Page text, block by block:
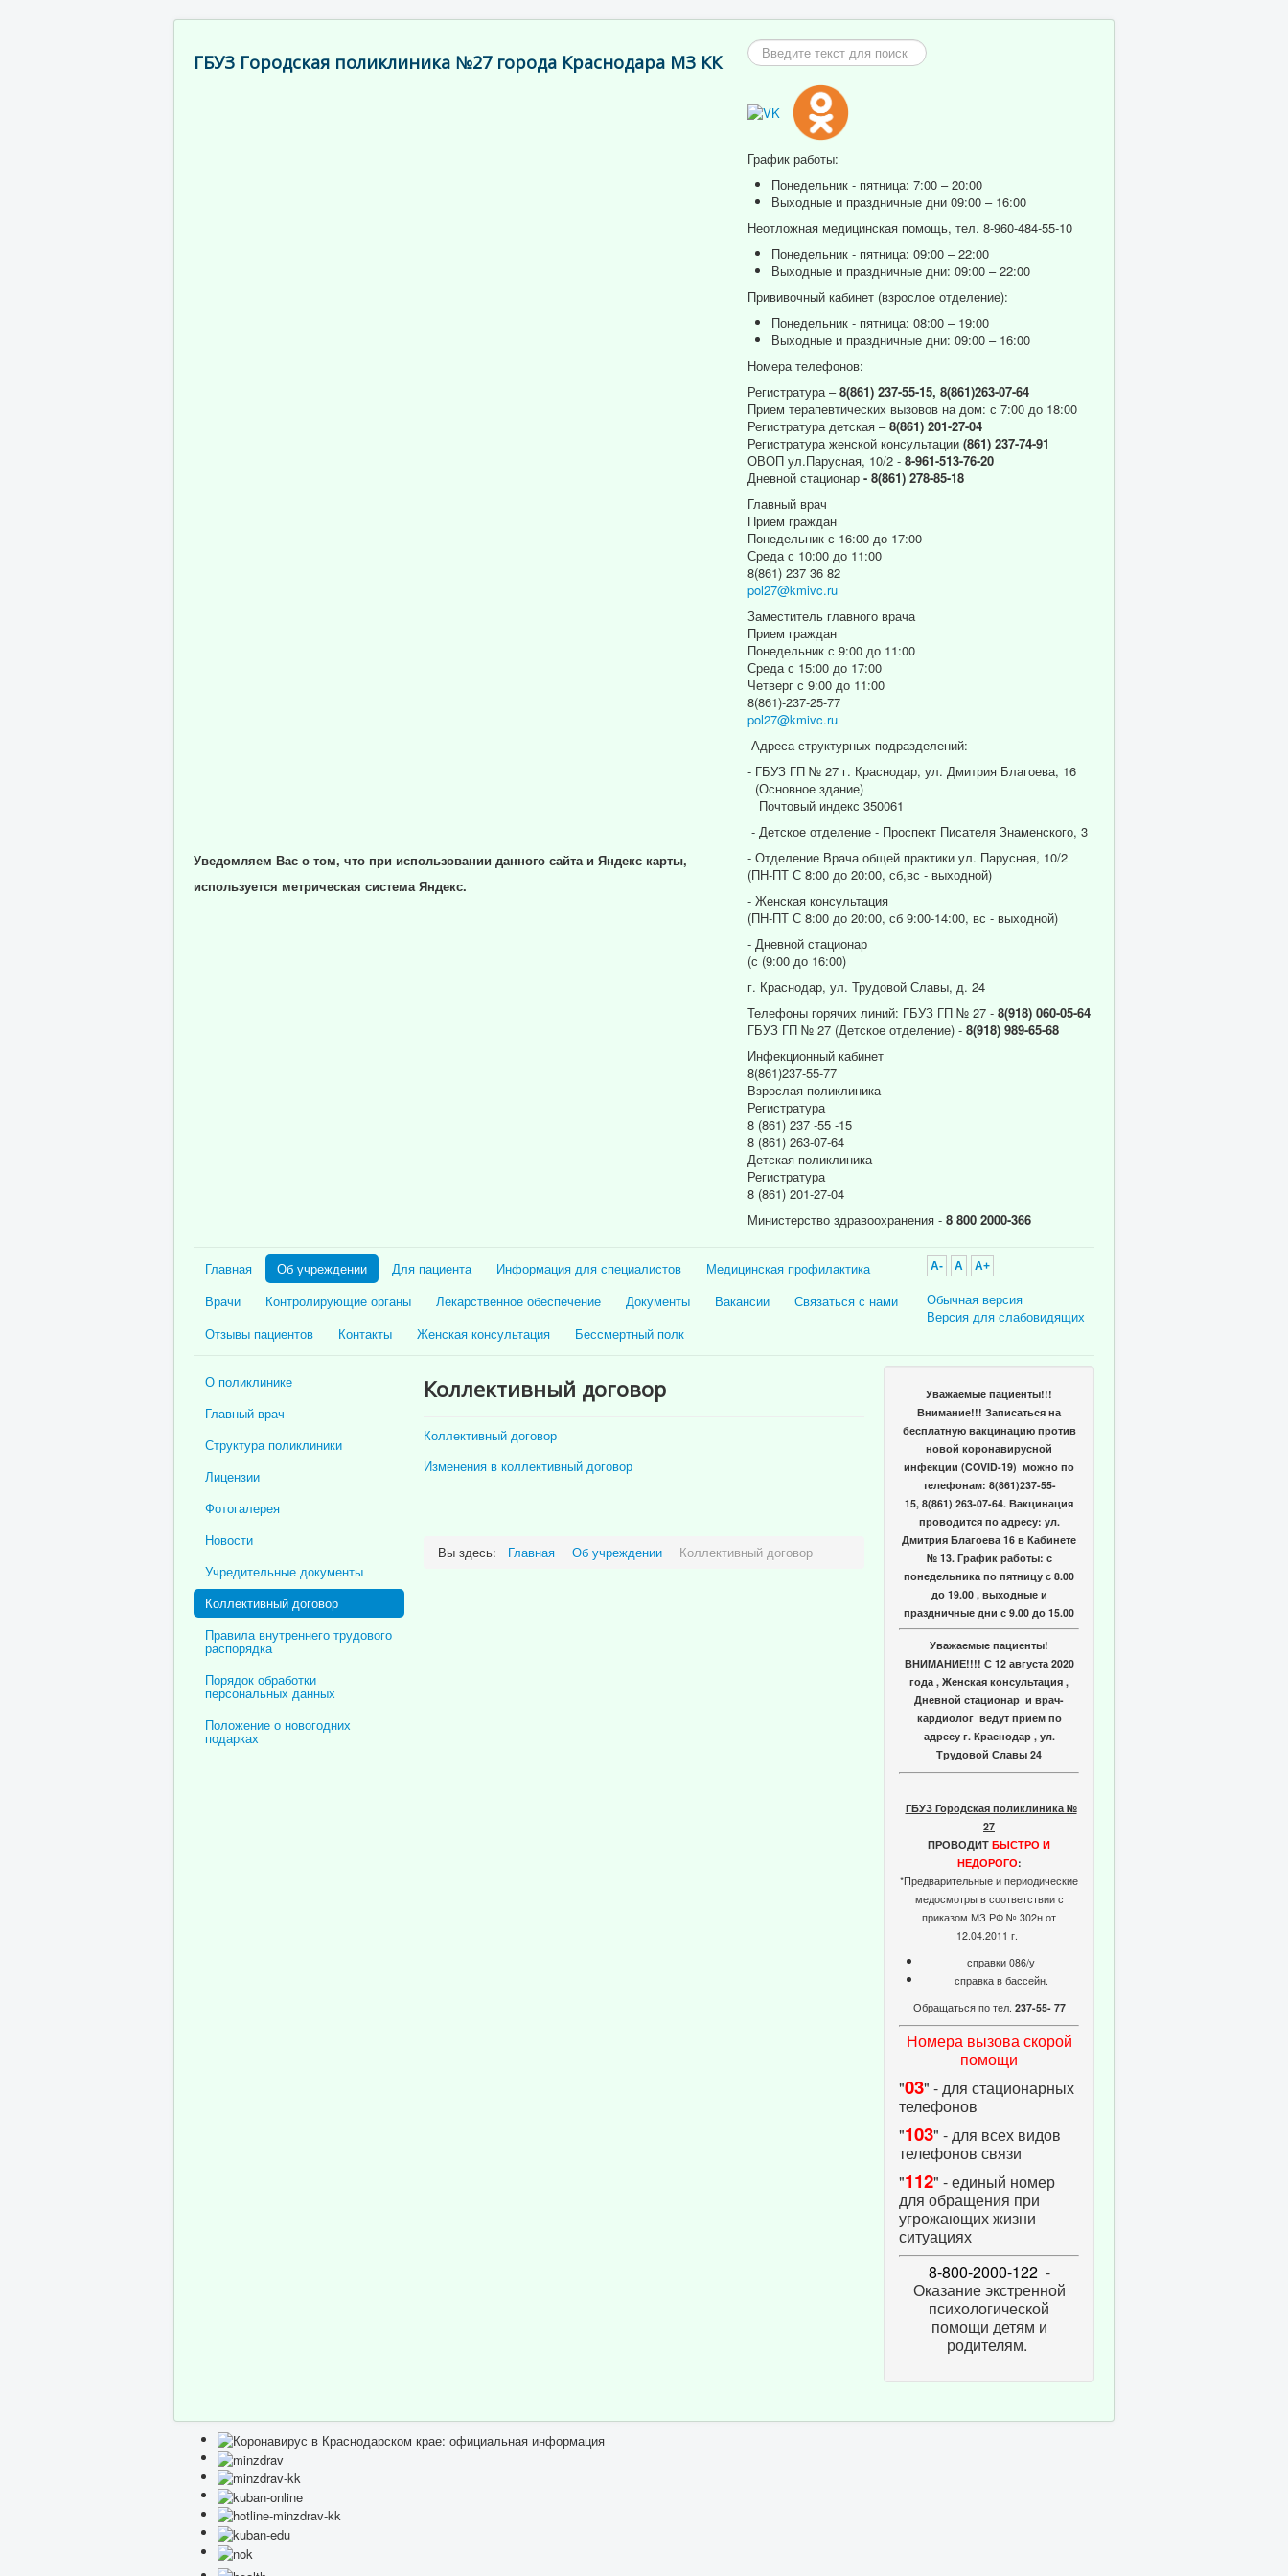
ГБУЗ Городская поликлиника №27 города Краснодара МЗ КК
Уведомляем Вас о том, что при использовании данного сайта и Яндекс карты,
используется метрическая система Яндекс.
Искать...
График работы:
Понедельник - пятница: 7:00 – 20:00
Выходные и праздничные дни 09:00 – 16:00
Неотложная медицинская помощь, тел. 8-960-484-55-10
Понедельник - пятница: 09:00 – 22:00
Выходные и праздничные дни: 09:00 – 22:00
Прививочный кабинет (взрослое отделение):
Понедельник - пятница: 08:00 – 19:00
Выходные и праздничные дни: 09:00 – 16:00
Номера телефонов:
Регистратура –8(861) 237-55-15, 8(861)263-07-64
Прием терапевтических вызовов на дом: с 7:00 до 18:00
Регистратура детская –8(861) 201-27-04
Регистратура женской консультации (861) 237-74-91
ОВОП ул.Парусная, 10/2 - 8-961-513-76-20
Дневной стационар - 8(861) 278-85-18
Главный врач
Прием граждан
Понедельник с 16:00 до 17:00
Среда с 10:00 до 11:00
8(861) 237 36 82
pol27@kmivc.ru
Заместитель главного врача
Прием граждан
Понедельник с 9:00 до 11:00
Среда с 15:00 до 17:00
Четверг с 9:00 до 11:00
8(861)-237-25-77
pol27@kmivc.ru
Адреса структурных подразделений:
- ГБУЗ ГП № 27 г. Краснодар, ул. Дмитрия Благоева, 16
(Основное здание)
Почтовый индекс 350061
- Детское отделение - Проспект Писателя Знаменского, 3
- Отделение Врача общей практики ул. Парусная, 10/2
(ПН-ПТ С 8:00 до 20:00, сб,вс - выходной)
- Женская консультация
(ПН-ПТ С 8:00 до 20:00, сб 9:00-14:00, вс - выходной)
- Дневной стационар
(с (9:00 до 16:00)
г. Краснодар, ул. Трудовой Славы, д. 24
Телефоны горячих линий: ГБУЗ ГП № 27 - 8(918) 060-05-64
ГБУЗ ГП № 27 (Детское отделение) - 8(918) 989-65-68
Инфекционный кабинет
8(861)237-55-77
Взрослая поликлиника
Регистратура
8 (861) 237 -55 -15
8 (861) 263-07-64
Детская поликлиника
Регистратура
8 (861) 201-27-04
Министерство здравоохранения - 8 800 2000-366
A- A A+
Обычная версия
Версия для слабовидящих
Главная Об учреждении Для пациента Информация для специалистов
Медицинская профилактика
Врачи
Контролирующие органы Лекарственное обеспечение Документы Вакансии
Связаться с нами
Отзывы пациентов
Контакты Женская консультация Бессмертный полк
О поликлинике
Главный врач
Структура поликлиники
Лицензии
Фотогалерея
Новости
Учредительные документы
Коллективный договор
Правила внутреннего трудового
распорядка
Порядок обработки
персональных данных
Положение о новогодних
подарках
Коллективный договор
Коллективный договор
Изменения в коллективный договор
Вы здесь: Главная Об учреждении Коллективный договор
Уважаемые пациенты!!!
Внимание!!! Записаться на
бесплатную вакцинацию против
новой коронавирусной
инфекции (COVID-19) можно по
телефонам: 8(861)237-55-
15, 8(861) 263-07-64. Вакцинация
проводится по адресу: ул.
Дмитрия Благоева 16 в Кабинете
№ 13. График работы: с
понедельника по пятницу с 8.00
до 19.00 , выходные и
праздничные дни с 9.00 до 15.00
Уважаемые пациенты!
ВНИМАНИЕ!!!! С 12 августа 2020
года , Женская консультация ,
Дневной стационар и врач-
кардиолог ведут прием по
адресу г. Краснодар , ул.
Трудовой Славы 24
ГБУЗ Городская поликлиника №
27
ПРОВОДИТ БЫСТРО И
НЕДОРОГО:
*Предварительные и периодические
медосмотры в соответствии с
приказом МЗ РФ № 302н от
12.04.2011 г.
справки 086/у
справка в бассейн.
Обращаться по тел. 237-55- 77
Номера вызова скорой
помощи
"03" - для стационарных
телефонов
"103" - для всех видов
телефонов связи
"112" - единый номер
для обращения при
угрожающих жизни
ситуациях
8-800-2000-122-
Оказание экстренной
психологической
помощи детям и
родителям.